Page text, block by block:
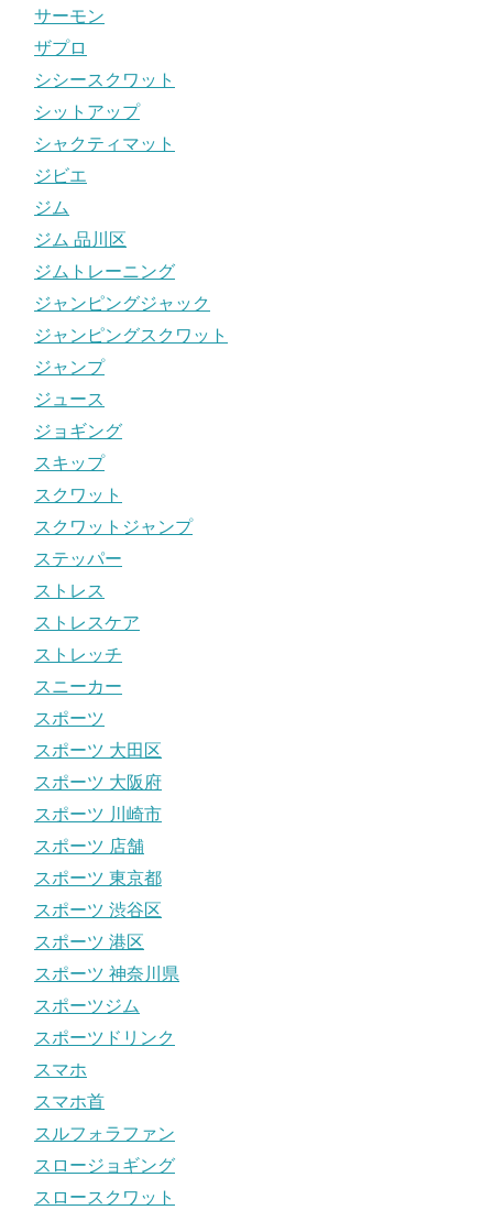
サーモン
ザプロ
シシースクワット
シットアップ
シャクティマット
ジビエ
ジム
ジム 品川区
ジムトレーニング
ジャンピングジャック
ジャンピングスクワット
ジャンプ
ジュース
ジョギング
スキップ
スクワット
スクワットジャンプ
ステッパー
ストレス
ストレスケア
ストレッチ
スニーカー
スポーツ
スポーツ 大田区
スポーツ 大阪府
スポーツ 川崎市
スポーツ 店舗
スポーツ 東京都
スポーツ 渋谷区
スポーツ 港区
スポーツ 神奈川県
スポーツジム
スポーツドリンク
スマホ
スマホ首
スルフォラファン
スロージョギング
スロースクワット